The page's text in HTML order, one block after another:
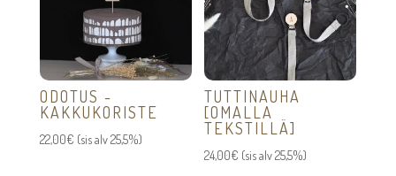
ODOTUS -
KAKKUKORISTE
22,00€ (sis alv 25,5%)
TUTTINAUHA
[OMALLA
TEKSTILLÄ]
24,00€ (sis alv 25,5%)